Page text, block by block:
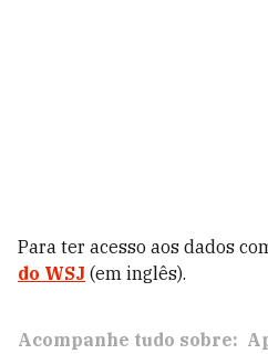
Para ter acesso aos dados
do WSJ (em inglês).
Acompanhe tudo sobre: